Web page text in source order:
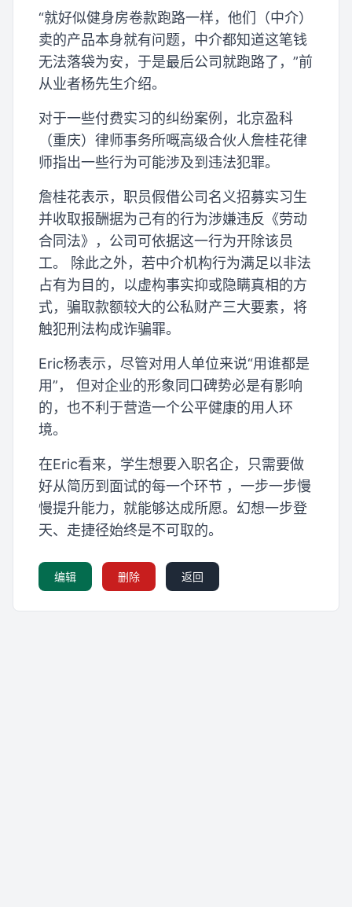
“就好似健身房卷款跑路一样，他们（中介）
卖的产品本身就有问题，中介都知道这笔钱
无法落袋为安，于是最后公司就跑路了，”前
从业者杨先生介绍。
对于一些付费实习的纠纷案例，北京盈科
（重庆）律师事务所嘅高级合伙人詹桂花律
师指出一些行为可能涉及到违法犯罪。
詹桂花表示，职员假借公司名义招募实习生
并收取报酬据为己有的行为涉嫌违反《劳动
合同法》，公司可依据这一行为开除该员
工。 除此之外，若中介机构行为满足以非法
占有为目的，以虚构事实抑或隐瞒真相的方
式，骗取款额较大的公私财产三大要素，将
触犯刑法构成诈骗罪。
Eric杨表示，尽管对用人单位来说“用谁都是
用”， 但对企业的形象同口碑势必是有影响
的，也不利于营造一个公平健康的用人环
境。
在Eric看来，学生想要入职名企，只需要做
好从简历到面试的每一个环节 ，一步一步慢
慢提升能力，就能够达成所愿。幻想一步登
天、走捷径始终是不可取的。
编辑 删除 返回